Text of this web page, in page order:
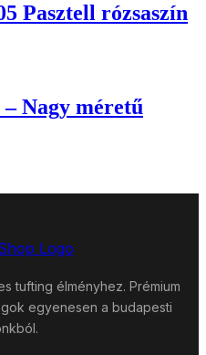
Pasztell rózsaszín
– Nagy méretű
tufting élményhez. Prémium
egyenesen a budapesti